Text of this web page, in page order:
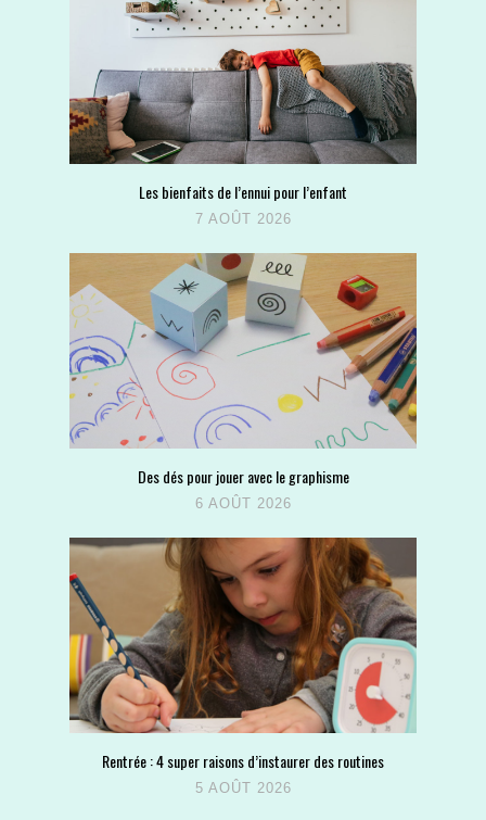
Les bienfaits de l’ennui pour l’enfant
7 AOÛT 2026
Des dés pour jouer avec le graphisme
6 AOÛT 2026
Rentrée : 4 super raisons d’instaurer des routines
5 AOÛT 2026